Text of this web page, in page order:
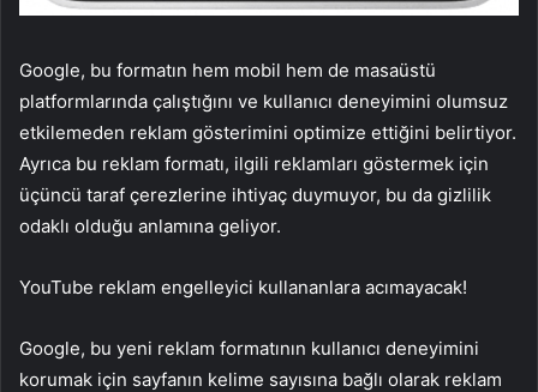
Google, bu formatın hem mobil hem de masaüstü
platformlarında çalıştığını ve kullanıcı deneyimini olumsuz
etkilemeden reklam gösterimini optimize ettiğini belirtiyor.
Ayrıca bu reklam formatı, ilgili reklamları göstermek için
üçüncü taraf çerezlerine ihtiyaç duymuyor, bu da gizlilik
odaklı olduğu anlamına geliyor.
YouTube reklam engelleyici kullananlara acımayacak!
Google, bu yeni reklam formatının kullanıcı deneyimini
korumak için sayfanın kelime sayısına bağlı olarak reklam